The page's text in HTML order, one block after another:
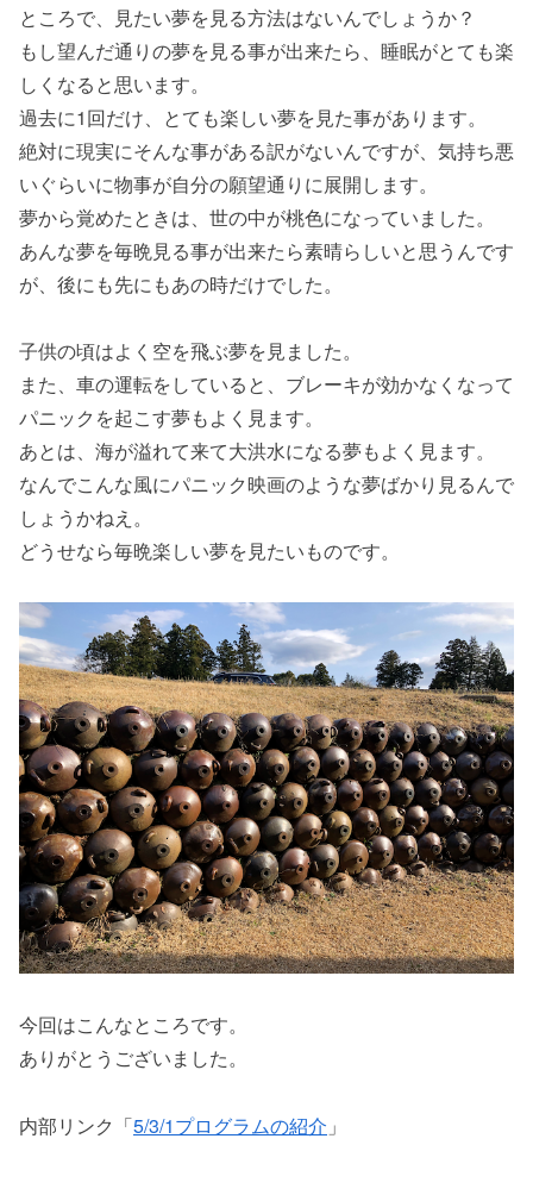
ところで、見たい夢を見る方法はないんでしょうか？
もし望んだ通りの夢を見る事が出来たら、睡眠がとても楽
しくなると思います。
過去に1回だけ、とても楽しい夢を見た事があります。
絶対に現実にそんな事がある訳がないんですが、気持ち悪
いぐらいに物事が自分の願望通りに展開します。
夢から覚めたときは、世の中が桃色になっていました。
あんな夢を毎晩見る事が出来たら素晴らしいと思うんです
が、後にも先にもあの時だけでした。
子供の頃はよく空を飛ぶ夢を見ました。
また、車の運転をしていると、ブレーキが効かなくなって
パニックを起こす夢もよく見ます。
あとは、海が溢れて来て大洪水になる夢もよく見ます。
なんでこんな風にパニック映画のような夢ばかり見るんで
しょうかねえ。
どうせなら毎晩楽しい夢を見たいものです。
今回はこんなところです。
ありがとうございました。
内部リンク「5/3/1プログラムの紹介 」